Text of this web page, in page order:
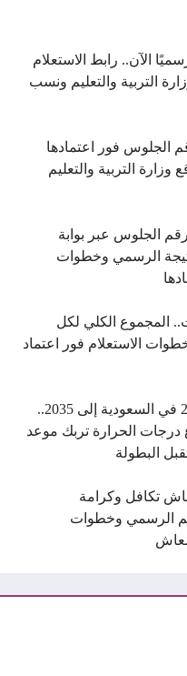
العامة 2026 ظهرت رسميًا الآن.. رابط الاستعلام
التربية والتعليم ونسب
الثانوية العامة 2026 برقم الجلوس فور اعتمادها
التربية والتعليم
نتيجة الثانوية الأزهرية 2026 برقم الجلوس عبر بوابة
الرسمي وخطوات
2026 بالدرجات.. المجموع الكلي لكل
الاستعلام فور اعتماد
فيفا يدرس تأجيل كأس العالم 2034 في السعودية إلى 2035..
درجات الحرارة تربك موعد
البطولة
تكافل وكرامة
الدعم الرسمي وخطوات